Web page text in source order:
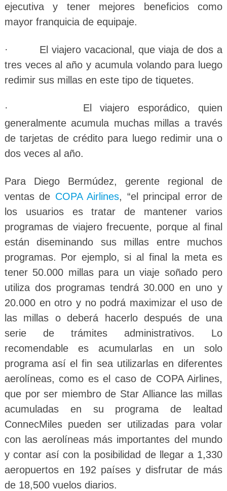
ejecutiva y tener mejores beneficios como
mayor franquicia de equipaje.
· El viajero vacacional, que viaja de dos a
tres veces al año y acumula volando para luego
redimir sus millas en este tipo de tiquetes.
· El viajero esporádico, quien
generalmente acumula muchas millas a través
de tarjetas de crédito para luego redimir una o
dos veces al año.
Para Diego Bermúdez, gerente regional de
ventas de COPA Airlines, “el principal error de
los usuarios es tratar de mantener varios
programas de viajero frecuente, porque al final
están diseminando sus millas entre muchos
programas. Por ejemplo, si al final la meta es
tener 50.000 millas para un viaje soñado pero
utiliza dos programas tendrá 30.000 en uno y
20.000 en otro y no podrá maximizar el uso de
las millas o deberá hacerlo después de una
serie de trámites administrativos. Lo
recomendable es acumularlas en un solo
programa así el fin sea utilizarlas en diferentes
aerolíneas, como es el caso de COPA Airlines,
que por ser miembro de Star Alliance las millas
acumuladas en su programa de lealtad
ConnecMiles pueden ser utilizadas para volar
con las aerolíneas más importantes del mundo
y contar así con la posibilidad de llegar a 1,330
aeropuertos en 192 países y disfrutar de más
de 18,500 vuelos diarios.